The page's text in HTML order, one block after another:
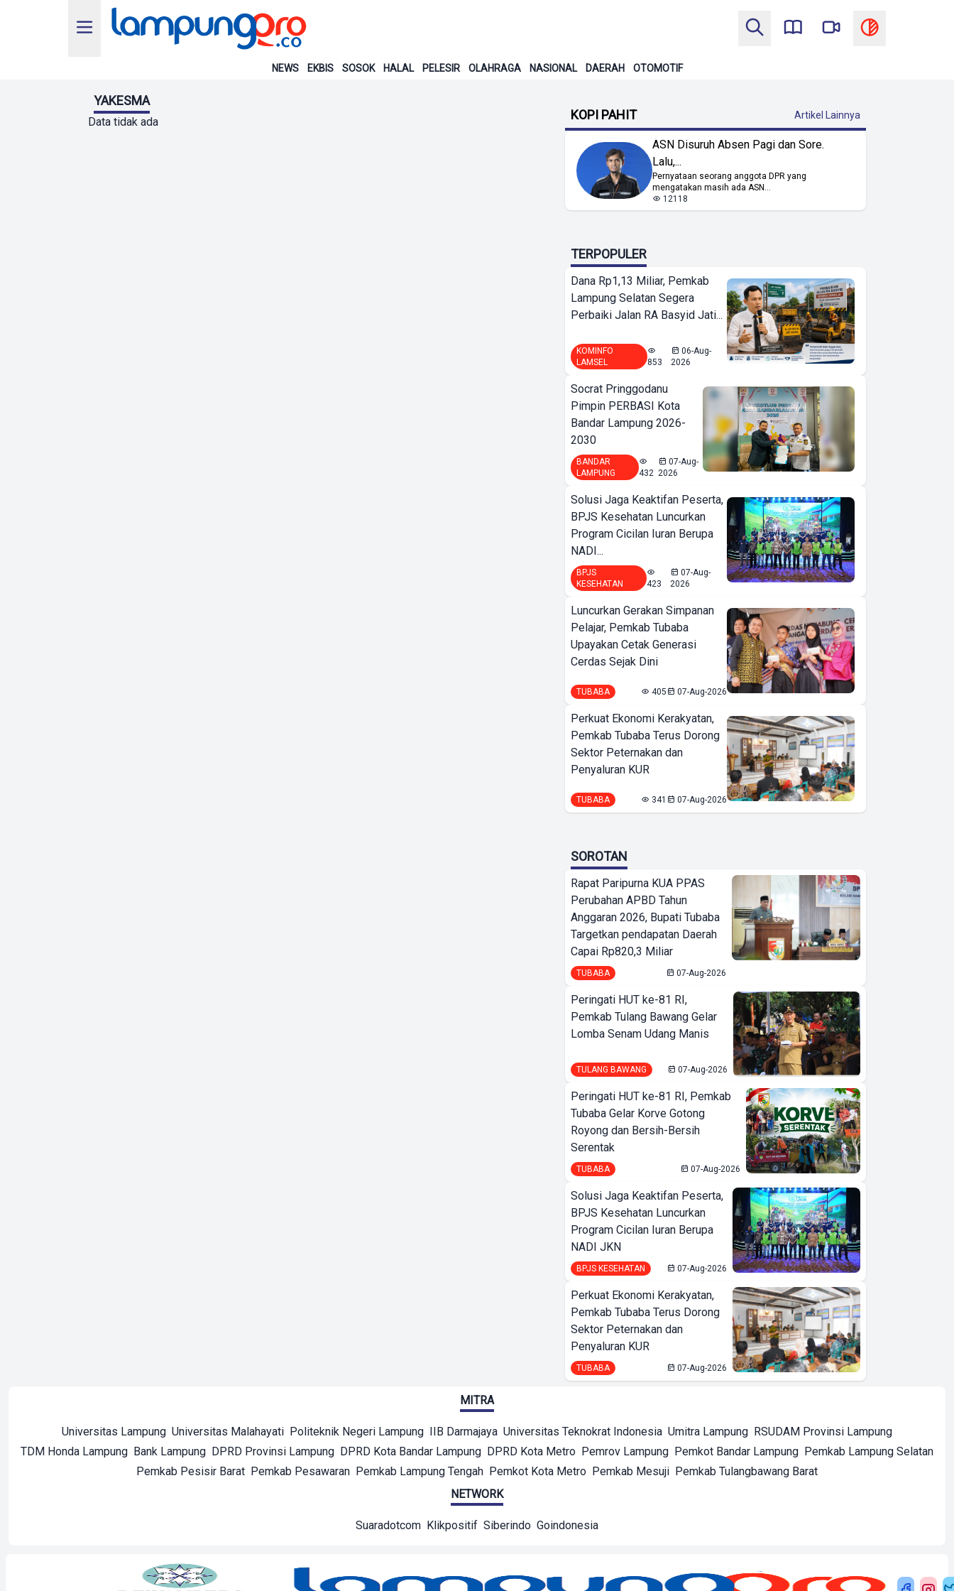
NEWS EKBIS SOSOK HALAL PELESIR OLAHRAGA NASIONAL DAERAH OTOMOTIF
YAKESMA
Data tidak ada KOPI PAHIT Artikel Lainnya
ASN Disuruh Absen Pagi dan Sore.
Lalu,...
Pernyataan seorang anggota DPR yang
mengatakan masih ada ASN...
12118
TERPOPULER
Dana Rp1,13 Miliar, Pemkab
Lampung Selatan Segera
Perbaiki Jalan RA Basyid Jati...
KOMINFO
LAMSEL
853
06-Aug-
2026
Socrat Pringgodanu
Pimpin PERBASI Kota
Bandar Lampung 2026-
2030
BANDAR
LAMPUNG
432
07-Aug-
2026
Solusi Jaga Keaktifan Peserta,
BPJS Kesehatan Luncurkan
Program Cicilan Iuran Berupa
NADI...
BPJS
KESEHATAN
423
07-Aug-
2026
Luncurkan Gerakan Simpanan
Pelajar, Pemkab Tubaba
Upayakan Cetak Generasi
Cerdas Sejak Dini
TUBABA 405 07-Aug-2026
Perkuat Ekonomi Kerakyatan,
Pemkab Tubaba Terus Dorong
Sektor Peternakan dan
Penyaluran KUR
TUBABA 341 07-Aug-2026
SOROTAN
Rapat Paripurna KUA PPAS
Perubahan APBD Tahun
Anggaran 2026, Bupati Tubaba
Targetkan pendapatan Daerah
Capai Rp820,3 Miliar
TUBABA 07-Aug-2026
Peringati HUT ke-81 RI,
Pemkab Tulang Bawang Gelar
Lomba Senam Udang Manis
TULANG BAWANG 07-Aug-2026
Peringati HUT ke-81 RI, Pemkab
Tubaba Gelar Korve Gotong
Royong dan Bersih-Bersih
Serentak
TUBABA 07-Aug-2026
Solusi Jaga Keaktifan Peserta,
BPJS Kesehatan Luncurkan
Program Cicilan Iuran Berupa
NADI JKN
BPJS KESEHATAN 07-Aug-2026
Perkuat Ekonomi Kerakyatan,
Pemkab Tubaba Terus Dorong
Sektor Peternakan dan
Penyaluran KUR
TUBABA 07-Aug-2026
MITRA
Universitas Lampung Universitas Malahayati Politeknik Negeri Lampung IIB Darmajaya Universitas Teknokrat Indonesia Umitra Lampung RSUDAM Provinsi Lampung
TDM Honda Lampung Bank Lampung DPRD Provinsi Lampung DPRD Kota Bandar Lampung DPRD Kota Metro Pemrov Lampung Pemkot Bandar Lampung Pemkab Lampung Selatan
Pemkab Pesisir Barat Pemkab Pesawaran Pemkab Lampung Tengah Pemkot Kota Metro Pemkab Mesuji Pemkab Tulangbawang Barat
NETWORK
Suaradotcom Klikpositif Siberindo Goindonesia